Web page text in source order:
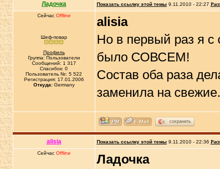
Ладочка Показать ссылку этой темы 9.11.2010 - 22:27
Сейчас Offline
Шеф-повар
Профиль
Группа: Пользователи
Сообщений: 1 317
Спасибок: 0
Пользователь №: 5 522
Регистрация: 17.01.2006
Откуда:Germany
alisia
Но в первый раз я с
было СОВСЕМ!
Состав оба раза
заменила на свежие.
сохранить
alisia Показать ссылку этой темы 9.11.2010 - 22:36
Сейчас Offline
Ладочка